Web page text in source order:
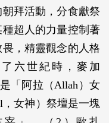
拜活動，分食獻祭
超人的力量控制著
，精靈觀念的人格
六世紀時，麥加
「阿拉（Allah）女
女神）祭壇是一塊